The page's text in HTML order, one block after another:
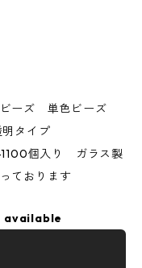
ーズ 単色ビーズ
タイプ
個入り ガラス製
ております